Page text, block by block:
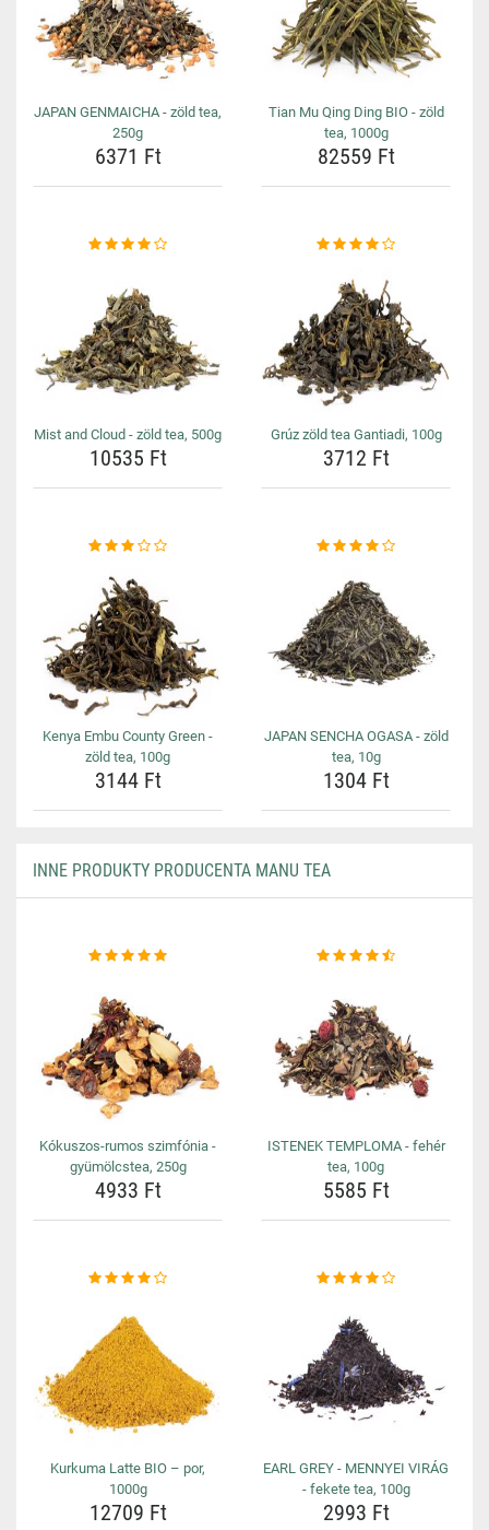
JAPAN GENMAICHA - zöld tea,
250g
6371 Ft
Tian Mu Qing Ding BIO - zöld
tea, 1000g
82559 Ft
Mist and Cloud - zöld tea, 500g
10535 Ft
Grúz zöld tea Gantiadi, 100g
3712 Ft
Kenya Embu County Green -
zöld tea, 100g
3144 Ft
JAPAN SENCHA OGASA - zöld
tea, 10g
1304 Ft
INNE PRODUKTY PRODUCENTA MANU TEA
Kókuszos-rumos szimfónia -
gyümölcstea, 250g
4933 Ft
ISTENEK TEMPLOMA - fehér
tea, 100g
5585 Ft
Kurkuma Latte BIO – por,
1000g
12709 Ft
EARL GREY - MENNYEI VIRÁG
- fekete tea, 100g
2993 Ft